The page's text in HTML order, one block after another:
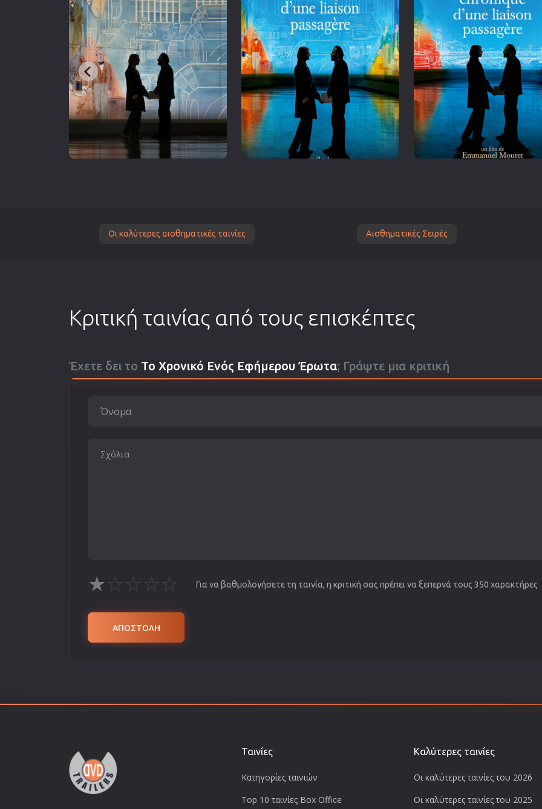
Οι καλύτερες αισθηματικές ταινίες Αισθηματικές Σειρές
Κριτική ταινίας από τους επισκέπτες
Έχετε δει το Το Χρονικό Ενός Εφήμερου Έρωτα; Γράψτε μια κριτική
★☆☆☆☆ Για να βαθμολογήσετε τη ταινία, η κριτική σας πρέπει να ξεπερνά τους 350 χαρακτήρες
ΑΠΟΣΤΟΛΗ
Ταινίες
Κατηγορίες ταινιών
Top 10 ταινίες Box Office
Καλύτερες ταινίες
Οι καλύτερες ταινίες του 2026
Οι καλύτερες ταινίες του 2025